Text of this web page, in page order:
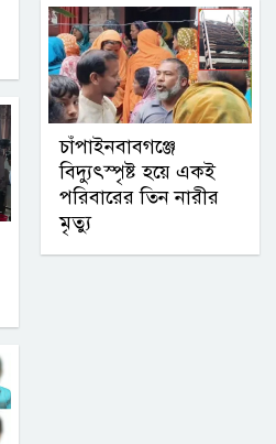
চাঁপাইনবাবগঞ্জে
বিদ্যুৎস্পৃষ্ট হয়ে একই
পরিবারের তিন নারীর
মৃত্যু